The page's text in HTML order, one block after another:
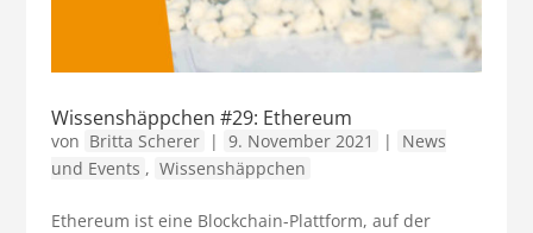
Wissenshäppchen #29: Ethereum
von Britta Scherer | 9. November 2021 |
News
und Events , Wissenshäppchen
Ethereum ist eine Blockchain-Plattform, auf der